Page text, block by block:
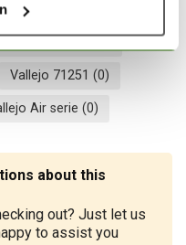
Modelbouw verf
Vallejo 71251 (0)
Air serie (0)
about this
out? Just let us
to assist you